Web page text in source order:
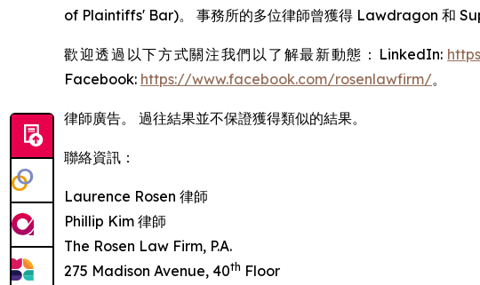
of Plaintiffs' Bar)。 事務所的多位律師曾獲得 Lawdragon 和
歡迎透過以下方式關注我們以了解最新動態：LinkedIn:
Facebook: https://www.facebook.com/rosenlawfirm/。
律師廣告。 過往結果並不保證獲得類似的結果。
聯絡資訊：
Laurence Rosen 律師
Phillip Kim 律師
The Rosen Law Firm, P.A.
275 Madison Avenue, 40th Floor